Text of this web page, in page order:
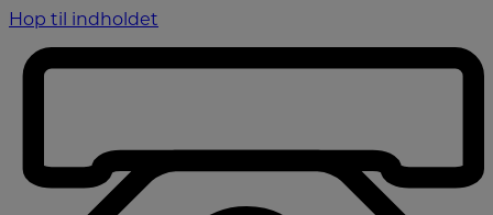
Hop til indholdet